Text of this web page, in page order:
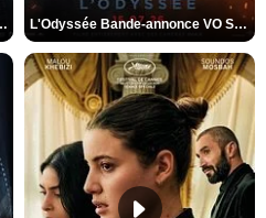
annonce VO STFR L'Odyssée Bande-annonce VO STFR